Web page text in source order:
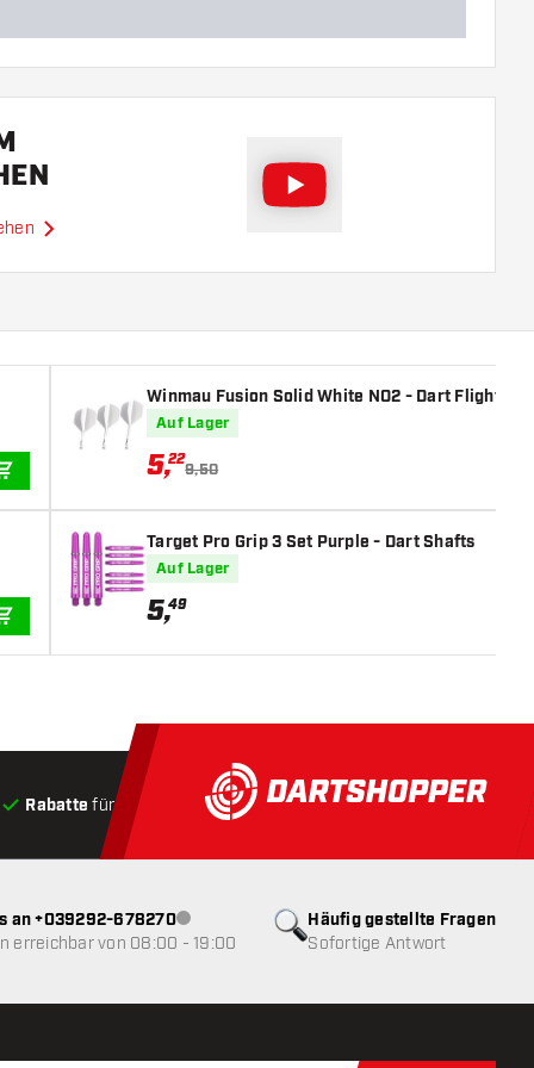
IN DEN WARENKORB
IN DEN WARENKORB
Winmau Fusion Solid White NO2 - Dart Flights
Auf Lager
5,22
9,50
Target Pro Grip 3 Set Purple - Dart Shafts
Auf Lager
5,49
Rabatte für Kunden Produkte auf Lager, Versand
Häufig gestellte Fragen
Sofortige Antwort
an +039292-678270Kundenservice nicht verfügbar
erreichbar von 08:00 - 19:00